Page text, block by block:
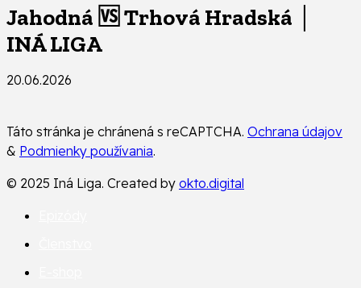
Jahodná 🆚 Trhová Hradská │
INÁ LIGA
20.06.2026
Táto stránka je chránená s reCAPTCHA. Ochrana údajov
& Podmienky používania.
© 2025 Iná Liga. Created by okto.digital